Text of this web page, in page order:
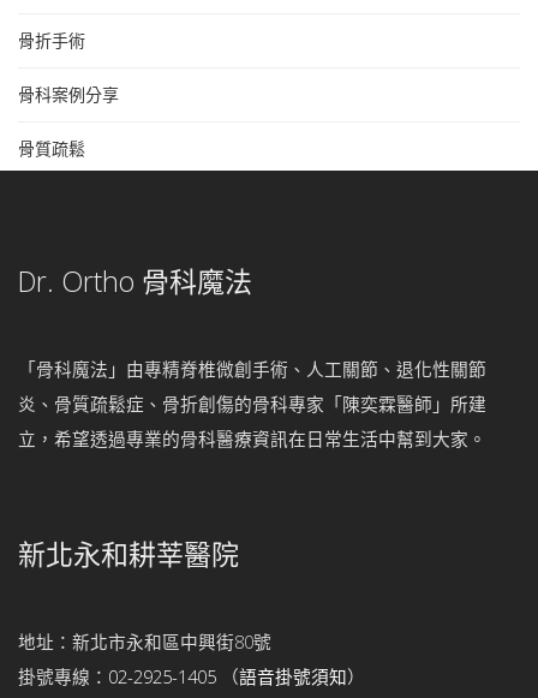
骨折手術
骨科案例分享
骨質疏鬆
Dr. Ortho 骨科魔法
「骨科魔法」由專精脊椎微創手術、人工關節、退化性關節
炎、骨質疏鬆症、骨折創傷的骨科專家「陳奕霖醫師」所建
立，希望透過專業的骨科醫療資訊在日常生活中幫到大家。
新北永和耕莘醫院
地址：新北市永和區中興街80號
掛號專線： 02-2925-1405 （語音掛號須知）